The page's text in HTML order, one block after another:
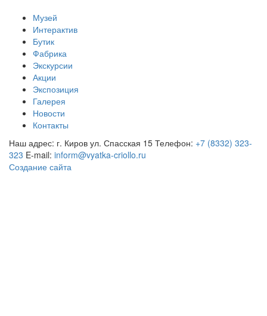
Музей
Интерактив
Бутик
Фабрика
Экскурсии
Акции
Экспозиция
Галерея
Новости
Контакты
Наш адрес: г. Киров ул. Спасская 15 Телефон: +7 (8332) 323-
323 E-mail: inform@vyatka-criollo.ru
Создание сайта